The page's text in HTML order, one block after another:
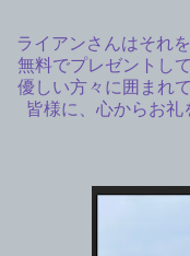
ライアンさんはそれ
無料でプレゼントし
優しい方々に囲まれ
皆様に、心からお